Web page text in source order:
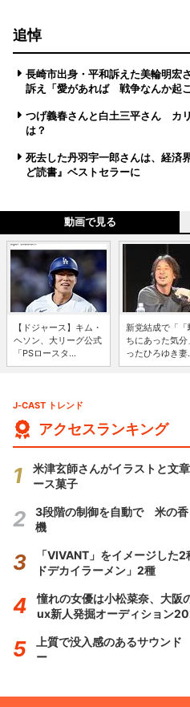
追悼
長崎市出身・平和訴えた美輪明
訴え「愛があれば 戦争なんか起こ
つげ義春さんと白土三平さん カ
は？
死去した丹羽宇一郎さんは、経
ど読書』ベストセラーに
動画で見る
【ドジャース】キム・
ヘソン、大リーグ公式
「PSロースタ...
新党結成で「「
ちにあった気分
ったひろゆき妻
J-CAST トレンド
アクセスランキング
米津玄師さんがイラストと文
ース菓子
3段階の制御を自動で 米の香
機
「VIVANT」をイメージし
ドデカイラーメン」2種
憧れの女優は小松菜奈、大
ux新人発掘オーディション
上質で没入感のあるサウン
ー